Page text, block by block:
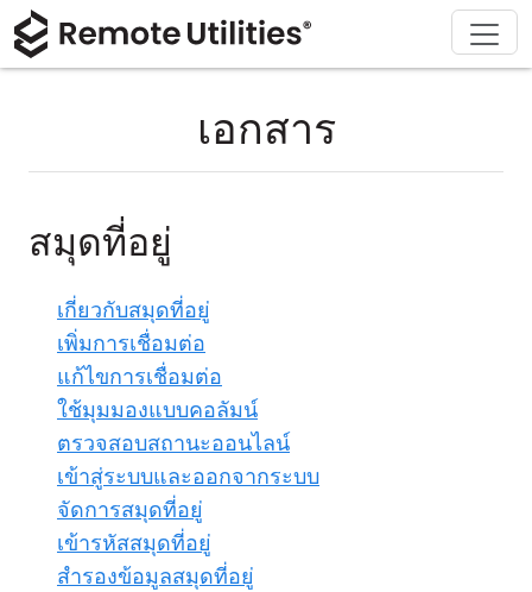
เอกสาร
สมุดที่อยู่
เกี่ยวกับสมุดที่อยู่
เพิ่มการเชื่อมต่อ
แก้ไขการเชื่อมต่อ
ใช้มุมมองแบบคอลัมน์
ตรวจสอบสถานะออนไลน์
เข้าสู่ระบบและออกจากระบบ
จัดการสมุดที่อยู่
เข้ารหัสสมุดที่อยู่
สำรองข้อมูลสมุดที่อยู่
ผลิตภัณฑ์
หมายเหตุประจำรุ่น
โหมดการเชื่อมต่อ
การเข้าถึงแบบไม่ต้องดูแล
การสนับสนุน Active Directory
การกำหนดค่า MSI
คลาวด์ & ออน-พรีมิส
โซลูชัน
การผลิตและการค้าปลีก
การศึกษาและรัฐบาล
เทคโนโลยีสารสนเทศ
ดาวน์โหลด
iOS/Android
ซื้อ
สนับสนุน
เกี่ยวกับ